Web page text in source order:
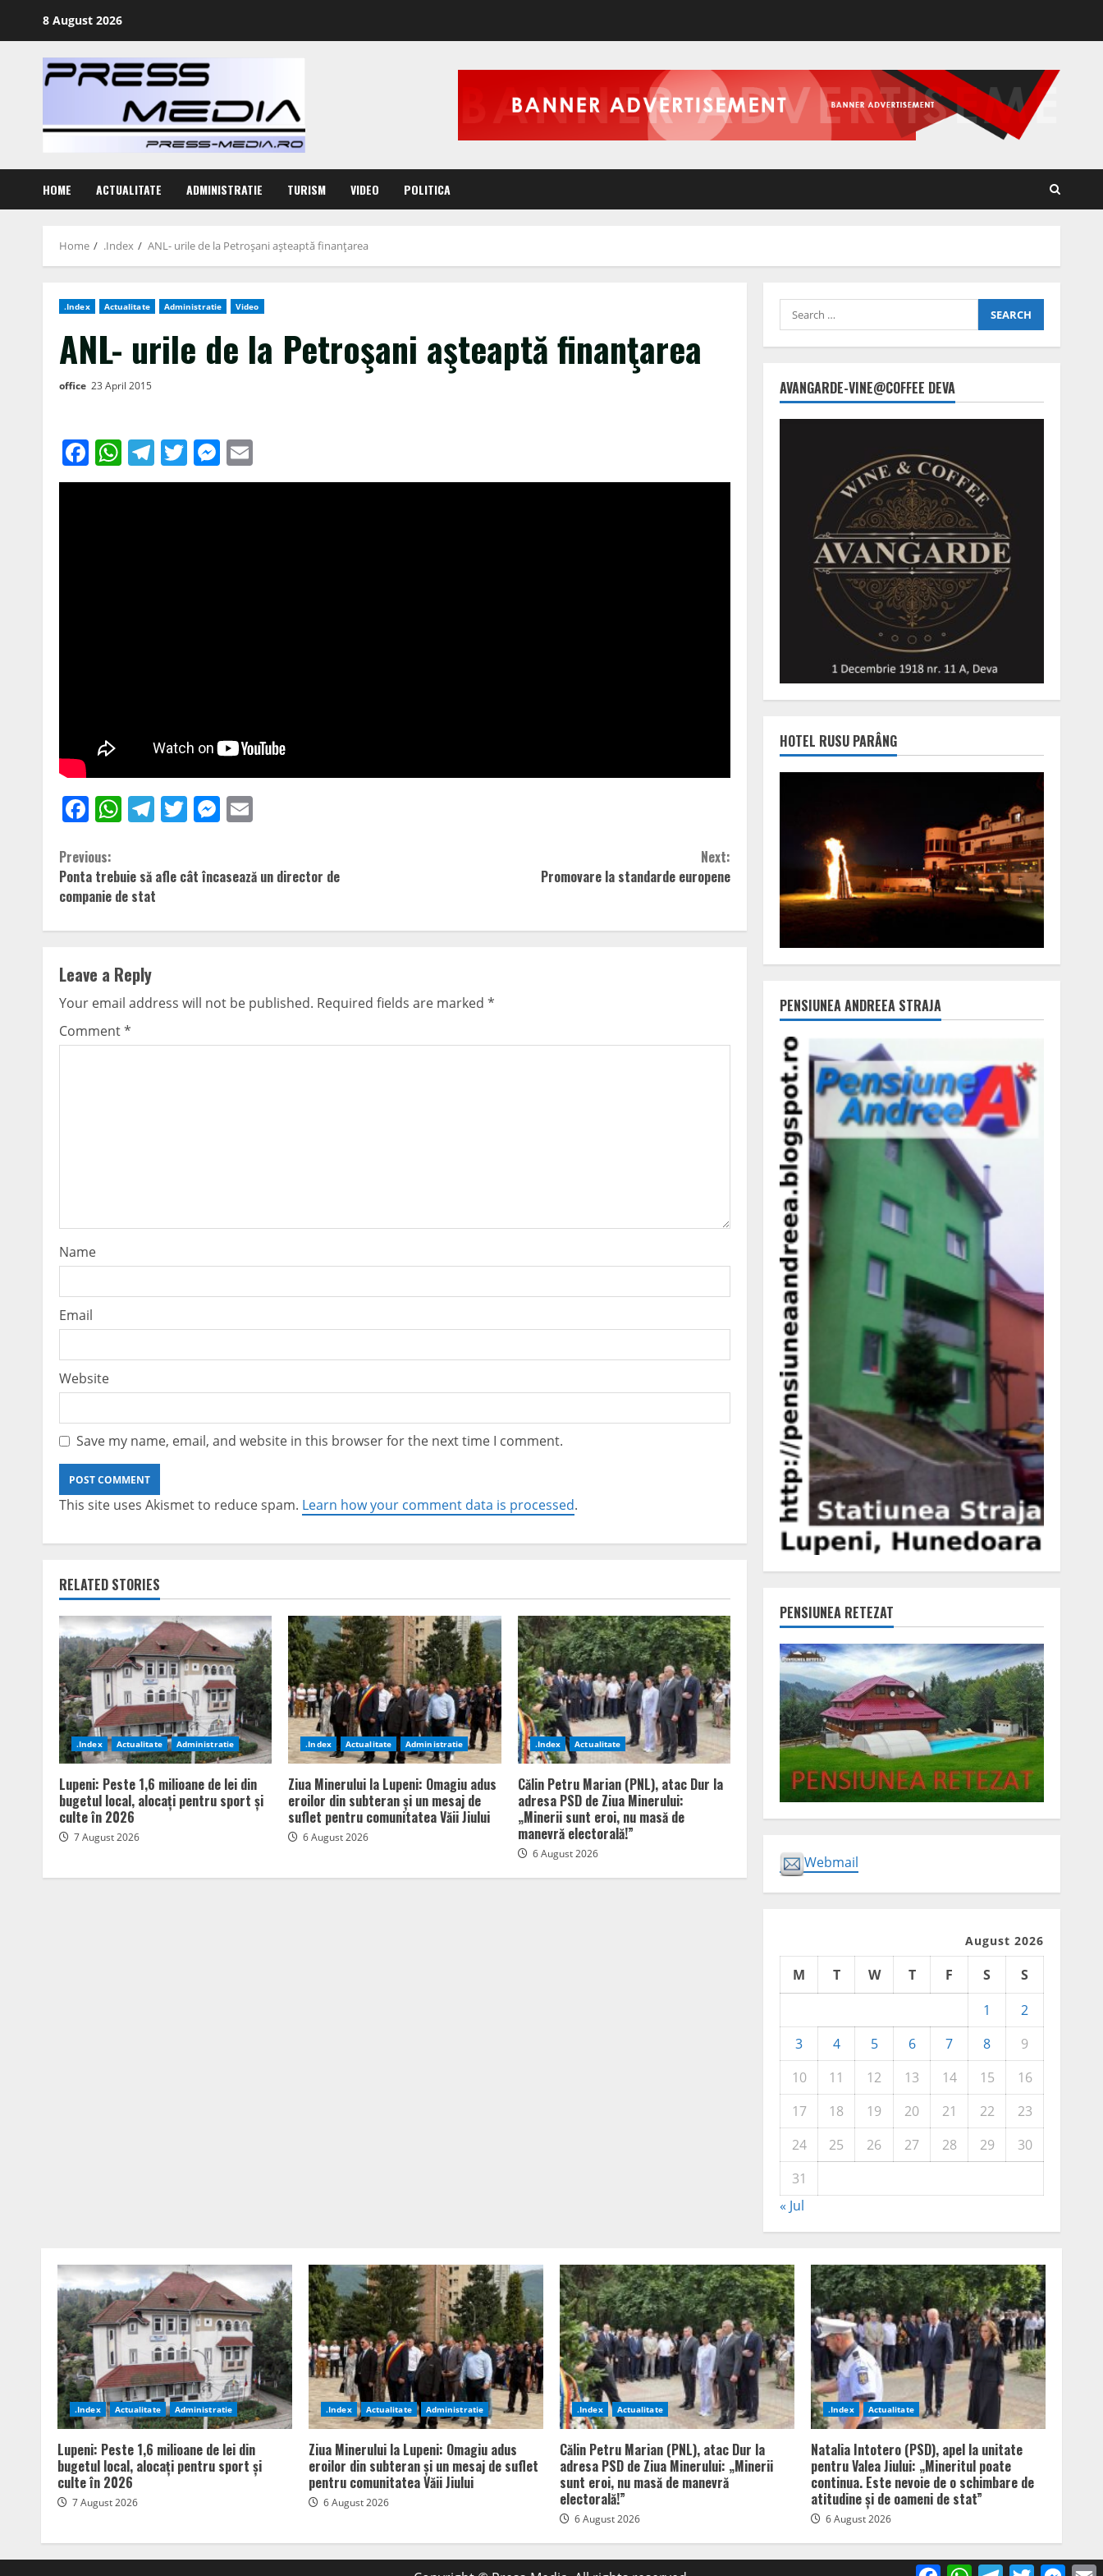
8 August 2026
HOME ACTUALITATE ADMINISTRATIE TURISM VIDEO POLITICA
Home .Index ANL- urile de la Petroşani aşteaptă finanţarea
.Index Actualitate Administratie Video
ANL- urile de la Petroşani aşteaptă finanţarea
office 23 April 2015
Facebook
WhatsApp
Telegram
TwitterMessenger
Facebook
WhatsApp
Telegram
TwitterMessenger
Continue
Reading
Previous:
Ponta trebuie să afle cât încasează un director de
companie de stat
Next:
Promovare la standarde europene
Leave a Reply
Your email address will not be published. Required fields are marked *
Comment*
Name
Email
Website
Save my name, email, and website in this browser for the next time I comment.
This site uses Akismet to reduce spam. Learn how your comment data is processed.
RELATED STORIES
.Index Actualitate Administratie
Lupeni: Peste 1,6 milioane de lei din
bugetul local, alocați pentru sport și
culte în 2026
7 August 2026
.Index Actualitate Administratie
Ziua Minerului la Lupeni: Omagiu adus
eroilor din subteran și un mesaj de
suflet pentru comunitatea Văii Jiului
6 August 2026
.Index Actualitate
Călin Petru Marian (PNL), atac Dur la
adresa PSD de Ziua Minerului:
„Minerii sunt eroi, nu masă de
manevră electorală!”
6 August 2026
Search
for:
AVANGARDE-VINE@COFFEE DEVA
HOTEL RUSU PARÂNG
PENSIUNEA ANDREEA STRAJA
PENSIUNEA RETEZAT
Webmail
August 2026
M T W T F S
S
1
2
3
4 5 6 7 8
9
10
11 12 13 14 15
16
17
18 19 20 21 22
23
24
25 26 27 28 29
30
31
« Jul
.Index Actualitate Administratie
Lupeni: Peste 1,6 milioane de lei din
bugetul local, alocați pentru sport și
culte în 2026
7 August 2026
.Index Actualitate Administratie
Ziua Minerului la Lupeni: Omagiu adus
eroilor din subteran și un mesaj de suflet
pentru comunitatea Văii Jiului
6 August 2026
.Index Actualitate
Călin Petru Marian (PNL), atac Dur la
adresa PSD de Ziua Minerului: „Minerii
sunt eroi, nu masă de manevră
electorală!”
6 August 2026
.Index Actualitate
Natalia Intotero (PSD), apel la unitate
pentru Valea Jiului: „Mineritul poate
continua. Este nevoie de o schimbare de
atitudine și de oameni de stat”
6 August 2026
FacebookWhatsAppTelegram
Twitter